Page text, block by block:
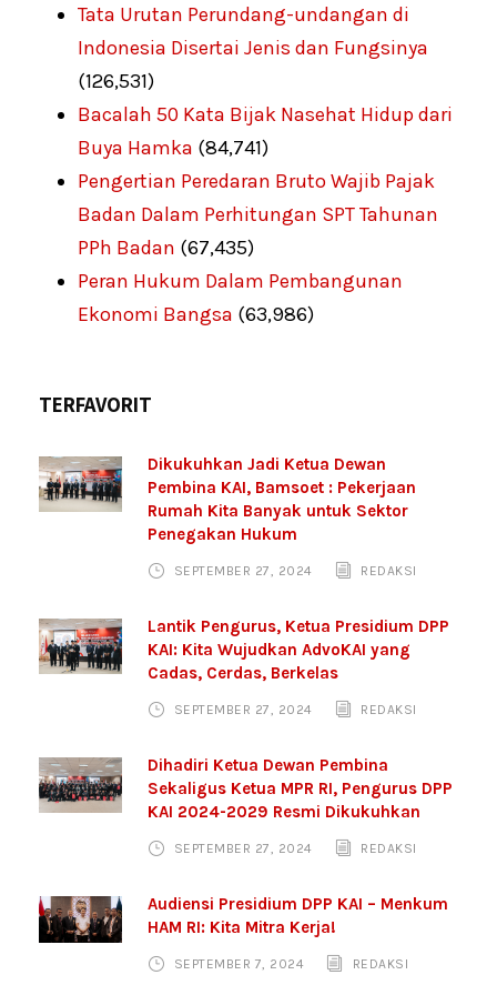
Tata Urutan Perundang-undangan di
Indonesia Disertai Jenis dan Fungsinya
(126,531)
Bacalah 50 Kata Bijak Nasehat Hidup dari
Buya Hamka (84,741)
Pengertian Peredaran Bruto Wajib Pajak
Badan Dalam Perhitungan SPT Tahunan
PPh Badan (67,435)
Peran Hukum Dalam Pembangunan
Ekonomi Bangsa (63,986)
TERFAVORIT
Dikukuhkan Jadi Ketua Dewan
Pembina KAI, Bamsoet : Pekerjaan
Rumah Kita Banyak untuk Sektor
Penegakan Hukum
SEPTEMBER 27, 2024 REDAKSI
Lantik Pengurus, Ketua Presidium DPP
KAI: Kita Wujudkan AdvoKAI yang
Cadas, Cerdas, Berkelas
SEPTEMBER 27, 2024 REDAKSI
Dihadiri Ketua Dewan Pembina
Sekaligus Ketua MPR RI, Pengurus DPP
KAI 2024-2029 Resmi Dikukuhkan
SEPTEMBER 27, 2024 REDAKSI
Audiensi Presidium DPP KAI – Menkum
HAM RI: Kita Mitra Kerja!
SEPTEMBER 7, 2024 REDAKSI